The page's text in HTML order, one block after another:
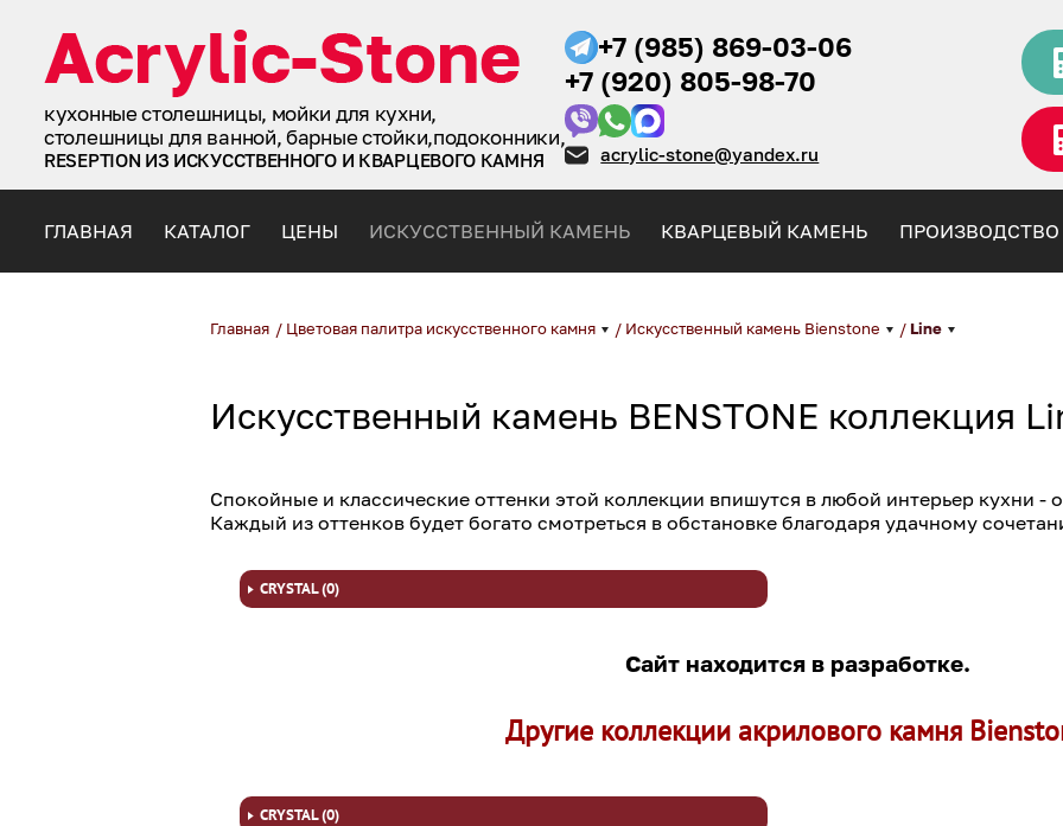
кухонные столешницы, мойки для кухни,
столешницы для ванной, барные стойки,подоконники,
RESEPTION ИЗ ИСКУССТВЕННОГО И КВАРЦЕВОГО КАМНЯ
+7 (985) 869-03-06
+7 (920) 805-98-70
acrylic-stone@yandex.ru
ГЛАВНАЯ КАТАЛОГ ЦЕНЫ ИСКУССТВЕННЫЙ КАМЕНЬ КВАРЦЕВЫЙ КАМЕНЬ ПРОИЗВОДСТВО
Главная / Цветовая палитра искусственного камня / Искусственный камень Bienstone / Line
Искусственный камень BENSTONE коллекция
Спокойные и классические оттенки этой коллекции впишутся в любой интерьер кухни
Каждый из оттенков будет богато смотреться в обстановке благодаря удачному
CRYSTAL (0)
Сайт находится в разработке.
Другие коллекции акрилового камня
CRYSTAL (0)